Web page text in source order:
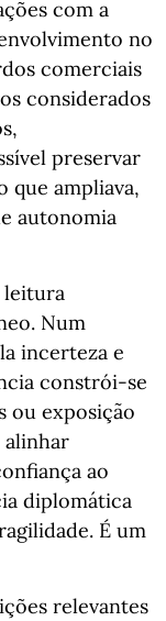
com a
no
comerciais
considerados
preservar
que ampliava,
autonomia
leitura
Num
incerteza e
constrói-se
ou exposição
alinhar
ao
diplomática
É um
relevantes